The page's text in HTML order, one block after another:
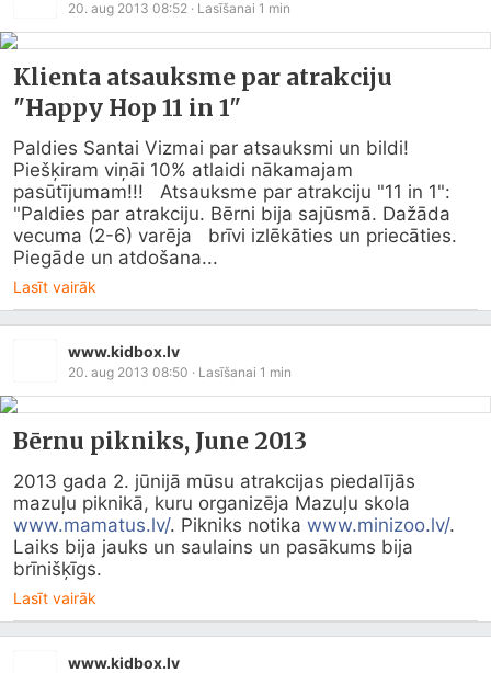
20. aug 2013 08:52 · Lasīšanai 1 min
Klienta atsauksme par atrakciju
"Happy Hop 11 in 1"
Paldies Santai Vizmai par atsauksmi un bildi!
Piešķiram viņāi 10% atlaidi nākamajam
pasūtījumam!!!   Atsauksme par atrakciju "11 in 1":
"Paldies par atrakciju. Bērni bija sajūsmā. Dažāda
vecuma (2-6) varēja   brīvi izlēkāties un priecāties.
Piegāde un atdošana...
Lasīt vairāk
www.kidbox.lv
20. aug 2013 08:50 · Lasīšanai 1 min
Bērnu pikniks, June 2013
2013 gada 2. jūnijā mūsu atrakcijas piedalījās
www.mamatus.lv/. Pikniks notika www.minizoo.lv/.
Laiks bija jauks un saulains un pasākums bija
brīnišķīgs.
Lasīt vairāk
www.kidbox.lv